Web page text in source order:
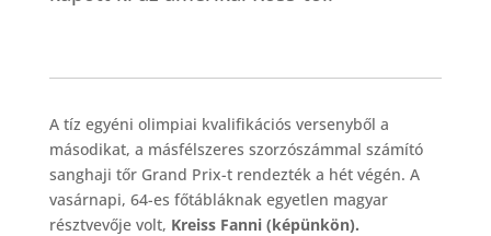
A tíz egyéni olimpiai kvalifikációs versenyből a
másodikat, a másfélszeres szorzószámmal számító
sanghaji tőr Grand Prix-t rendezték a hét végén. A
vasárnapi, 64-es főtábláknak egyetlen magyar
résztvevője volt, Kreiss Fanni (képünkön).